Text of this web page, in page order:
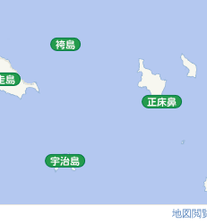
地図閲